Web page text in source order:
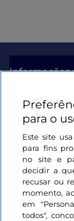
Informações
Ligações
Iniciar sessão
Mantenha-se
para o
Este site
para fins
no site e
decidir a
recusar ou
momento,
em
todos",